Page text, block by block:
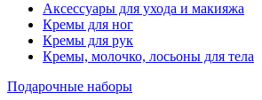
Аксессуары для ухода и макияжа
Кремы для ног
Кремы для рук
Кремы, молочко, лосьоны для тела
Подарочные наборы